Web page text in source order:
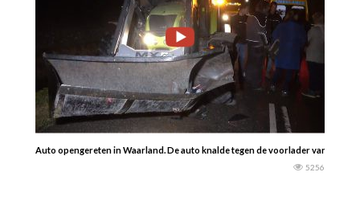
Auto opengereten in Waarland. De auto knalde tegen de voorlader van de
5256